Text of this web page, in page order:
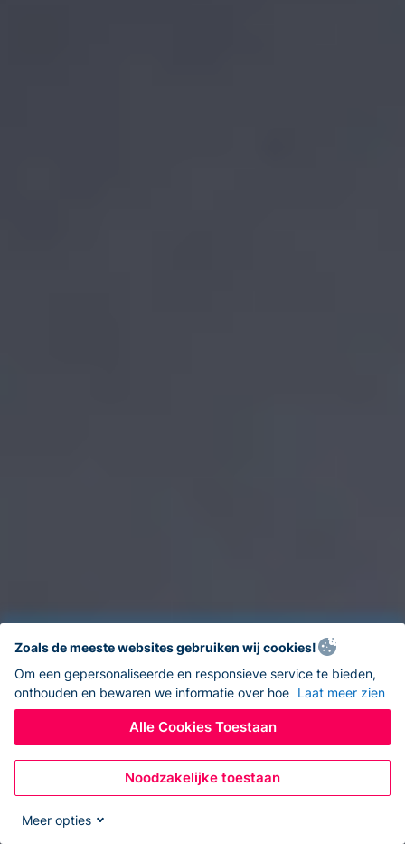
Zoals de meeste websites gebruiken wij cookies!
Om een gepersonaliseerde en responsieve service te bieden,
onthouden en bewaren we informatie over hoe Laat meer zien
Alle Cookies Toestaan
Noodzakelijke toestaan
Meer opties